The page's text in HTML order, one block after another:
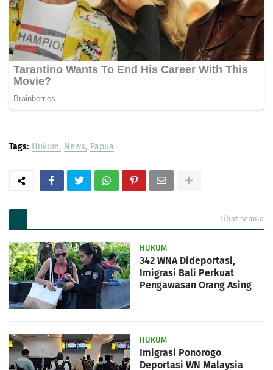
Tags: Hukum News Papua
Lihat semua
HUKUM
342 WNA Dideportasi,
Imigrasi Bali Perkuat
Pengawasan Orang Asing
HUKUM
Imigrasi Ponorogo
Deportasi WN Malaysia